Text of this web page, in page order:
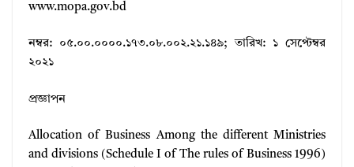
www.mopa.gov.bd
নম্বর: ০৫.০০.০০০০.১৭৩.০৮.০০২.২১.১৪৯; তারিখ: ১ সেপ্টেম্বর
২০২১
প্রজ্ঞাপন
Allocation of Business Among the different Ministries
and divisions (Schedule I of The rules of Business 1996)